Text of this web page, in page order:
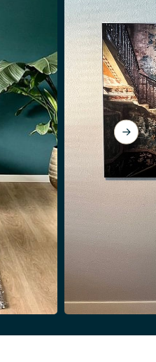
im verlassenen Salon.